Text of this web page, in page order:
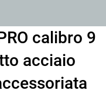
calibro 9
acciaio